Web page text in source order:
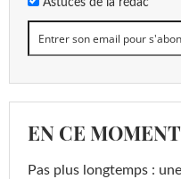
Astuces de la rédac
EN CE MOMENT
Pas plus longtemps :